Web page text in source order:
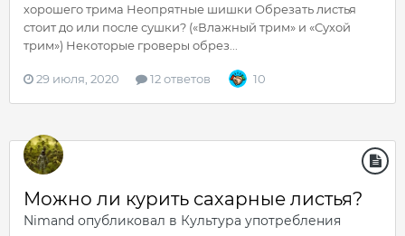
хорошего трима Неопрятные шишки Обрезать листья
стоит до или после сушки? («Влажный трим» и «Сухой
трим») Некоторые гроверы обрез...
29 июля, 2020 12 ответов 10
Можно ли курить сахарные листья?
Nimand опубликовал в Культура употребления